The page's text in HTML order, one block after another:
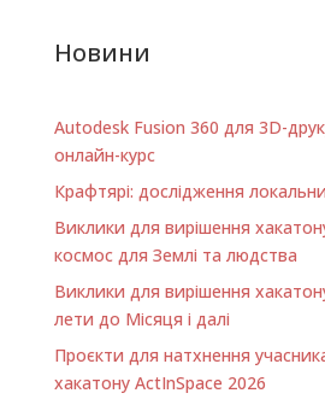
Новини
Autodesk Fusion 360 для 3D-
онлайн-курс
Крафтярі: дослідження
Виклики для вирішення
космос для Землі та людства
Виклики для вирішення
лети до Місяця і далі
Проєкти для натхнення
хакатону ActInSpace 2026